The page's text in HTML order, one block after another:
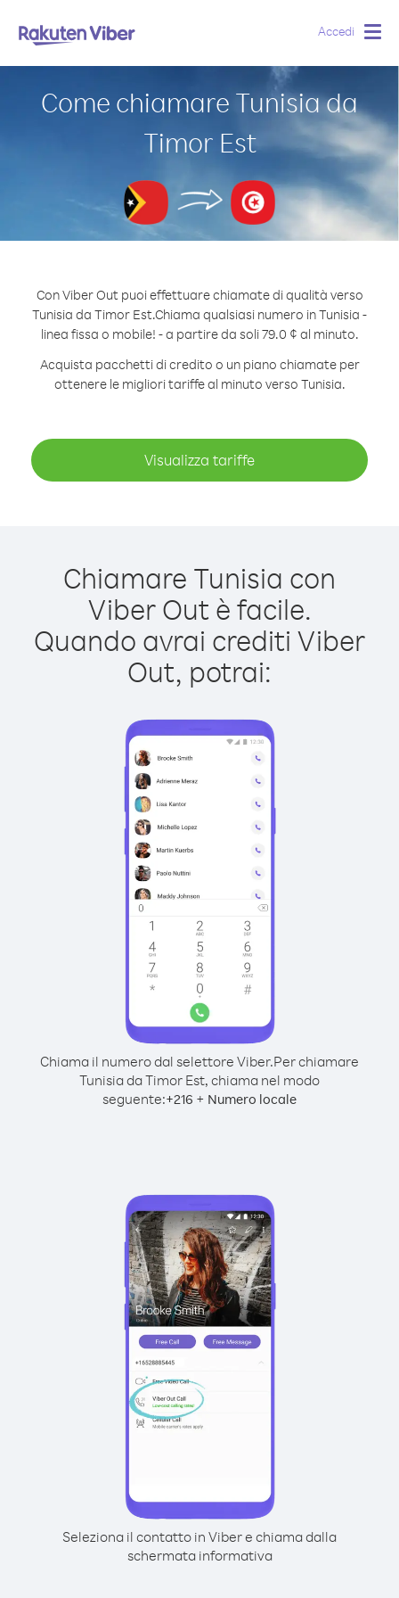
Accedi
Come chiamare Tunisia da
Timor Est
Con Viber Out puoi effettuare chiamate di qualità verso
Tunisia da Timor Est.Chiama qualsiasi numero in Tunisia -
linea fissa o mobile! - a partire da soli 79.0 ¢ al minuto.
Acquista pacchetti di credito o un piano chiamate per
ottenere le migliori tariffe al minuto verso Tunisia.
Visualizza tariffe
Chiamare Tunisia con
Viber Out è facile.
Quando avrai crediti Viber
Out, potrai:
Chiama il numero dal selettore Viber.Per chiamare
Tunisia da Timor Est, chiama nel modo
seguente:+216 + Numero locale
Seleziona il contatto in Viber e chiama dalla
schermata informativa